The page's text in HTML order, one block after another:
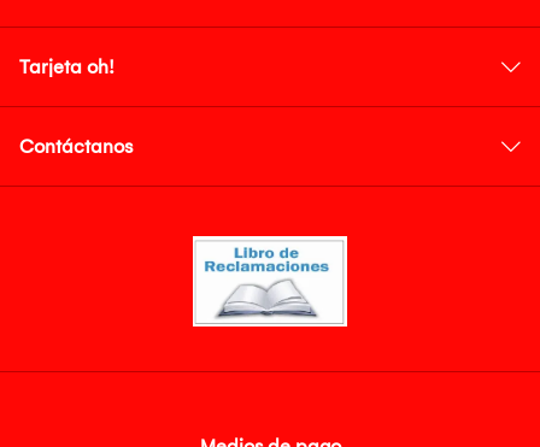
Tarjeta oh!
Contáctanos